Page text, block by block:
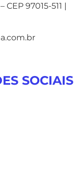
97015-511 |
SOCIAIS